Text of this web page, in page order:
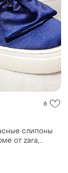
6
слипоны
от zara,
стельки